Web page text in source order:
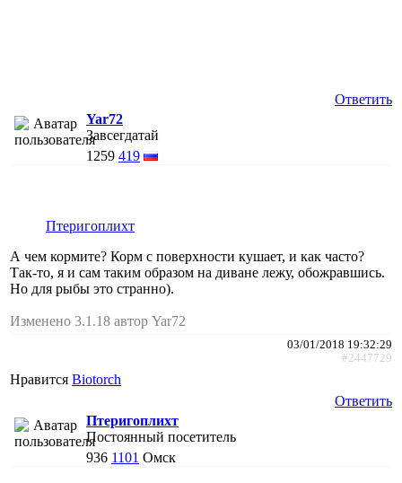
Ответить
Yar72
Завсегдатай
1259 419
Птеригоплихт
А чем кормите? Корм с поверхности кушает, и как часто?
Так-то, я и сам таким образом на диване лежу, обожравшись.
Но для рыбы это странно).
Изменено 3.1.18 автор Yar72
03/01/2018 19:32:29
#2447729
Нравится Biotorch
Ответить
Птеригоплихт
Постоянный посетитель
936 1101 Омск